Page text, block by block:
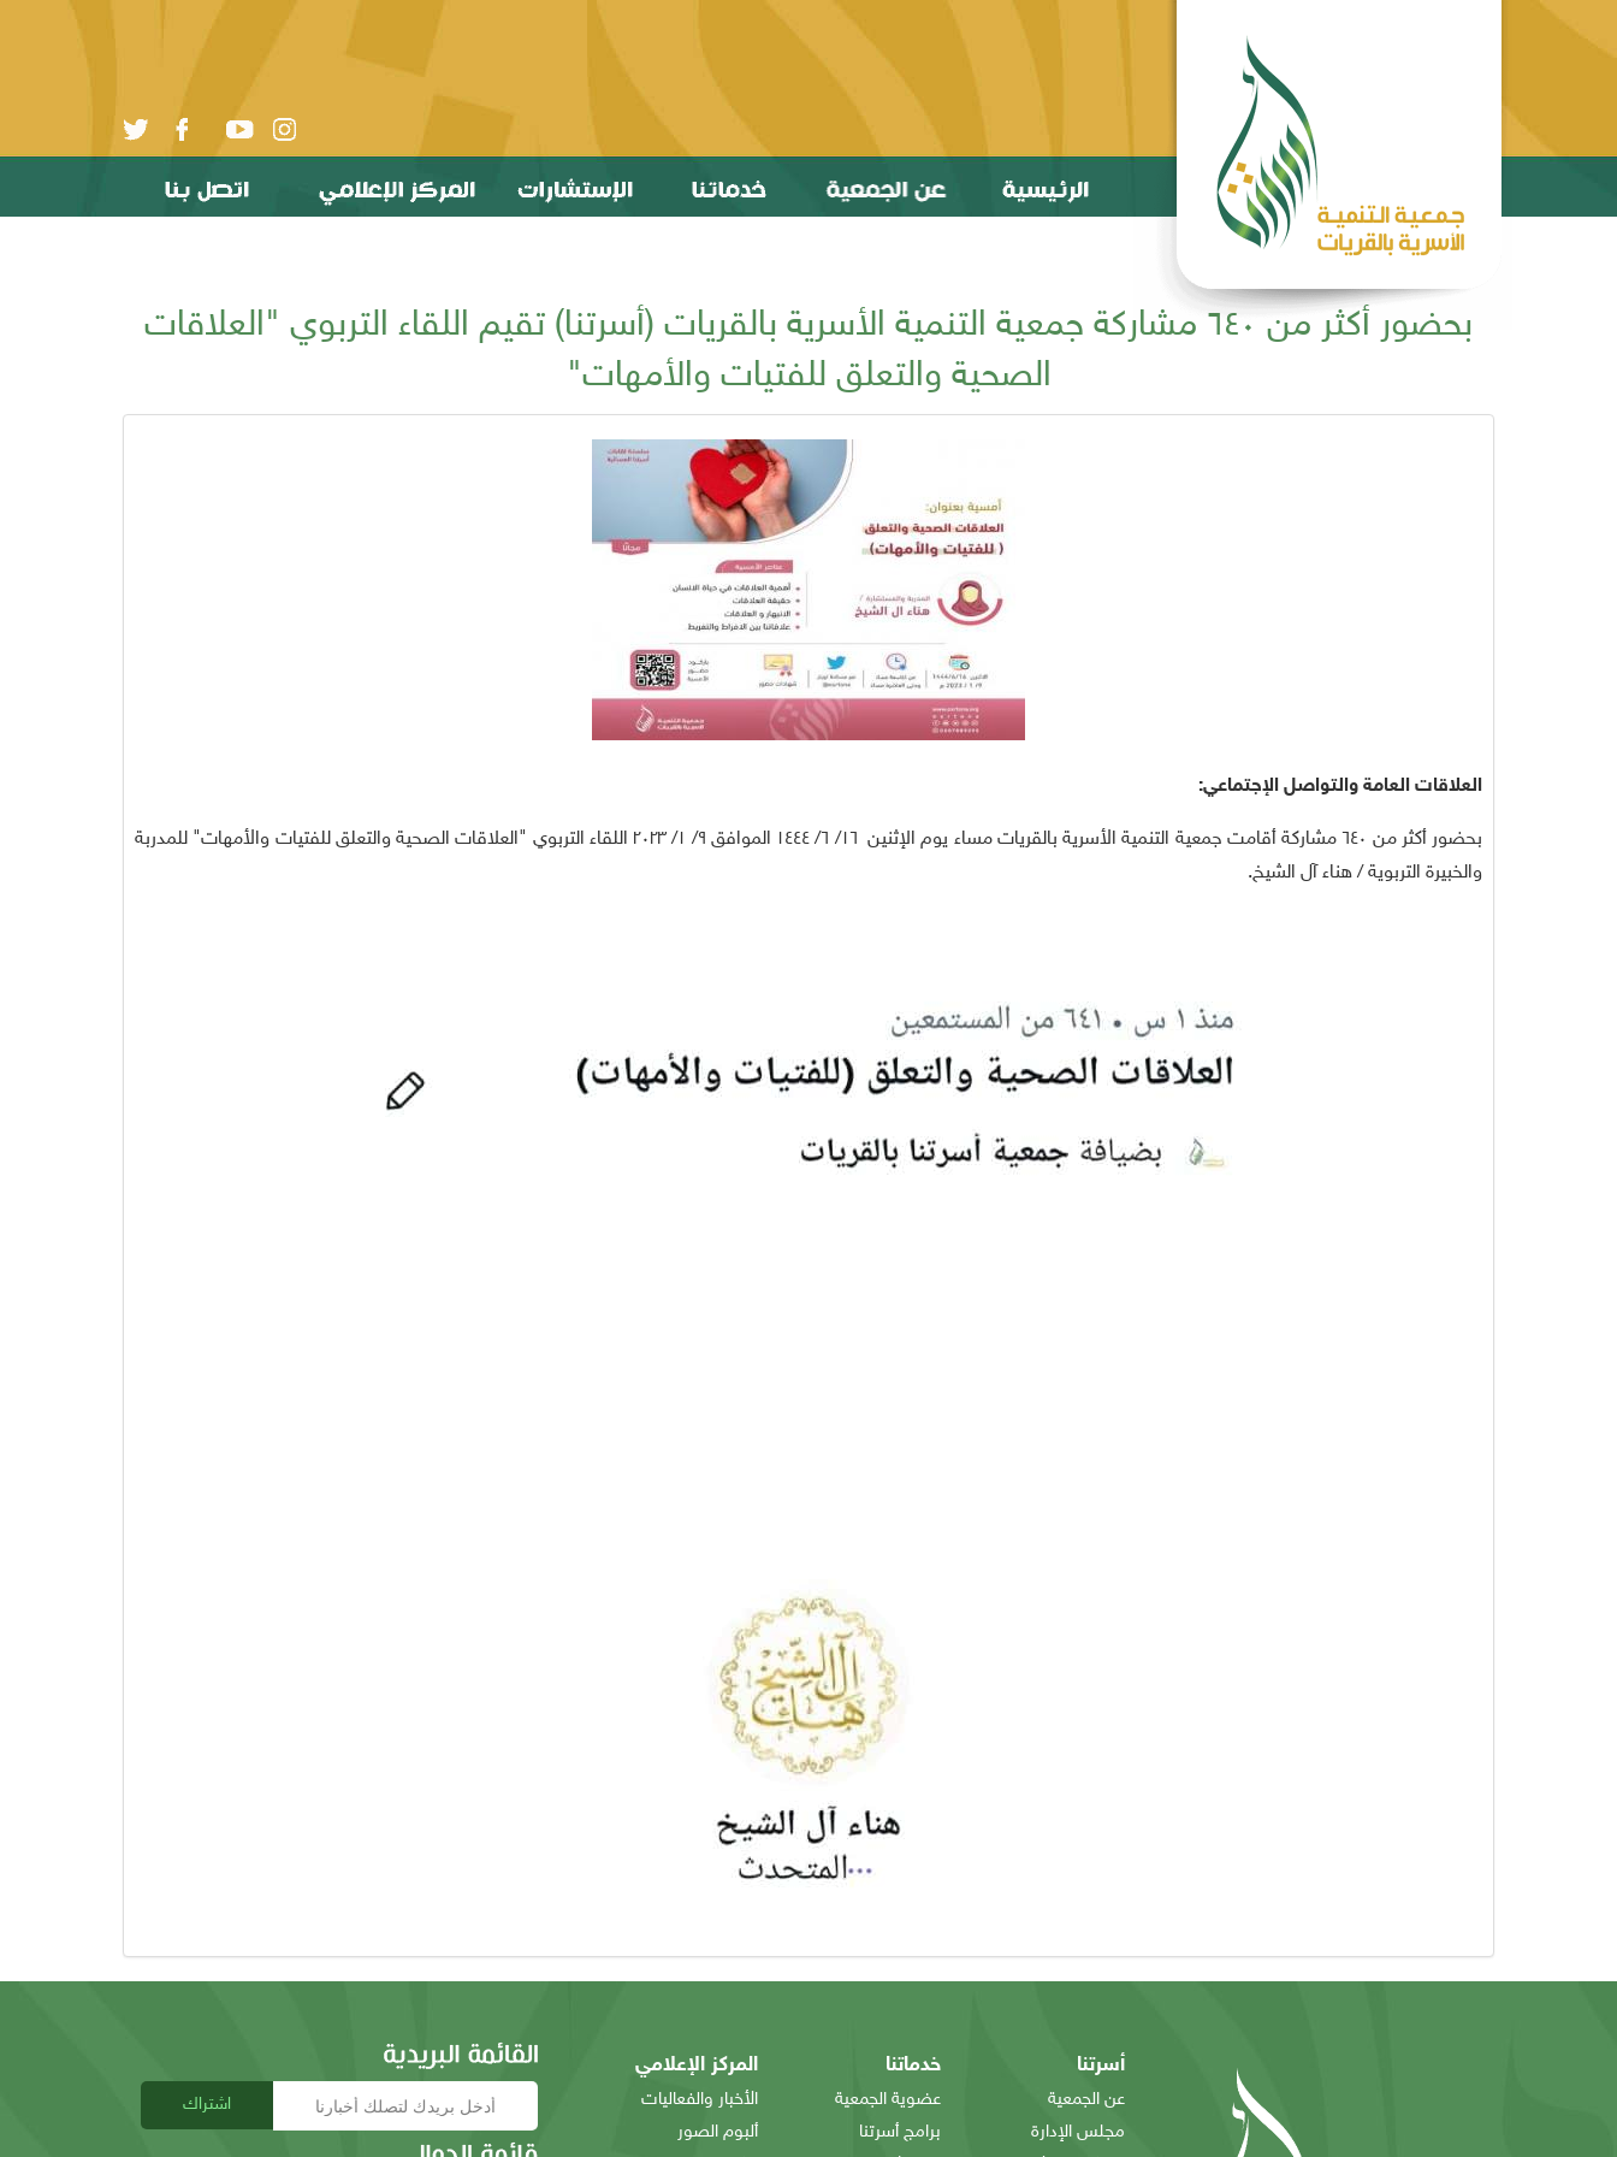
بحضور أكثر من ٦٤٠ مشاركة جمعية التنمية الأسرية بالقريات (أسرتنا) تقيم اللقاء التربوي "العلاقات
الصحية والتعلق للفتيات والأمهات"
العلاقات العامة والتواصل الإجتماعي:
بحضور أكثر من ٦٤٠ مشاركة أقامت جمعية التنمية الأسرية بالقريات مساء يوم الإثنين ١٦/ ٦/ ١٤٤٤ الموافق ٩/ ١/ ٢٠٢٣ اللقاء التربوي "العلاقات الصحية والتعلق للفتيات والأمهات" للمدربة
والخبيرة التربوية / هناء آل الشيخ.
أسرتنا
عن الجمعية
مجلس الإدارة
خدماتنا
عضوية الجمعية
برامج أسرتنا
المركز الإعلامي
الأخبار والفعاليات
ألبوم الصور
اشتراك